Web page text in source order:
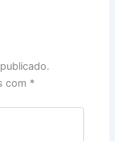
com *